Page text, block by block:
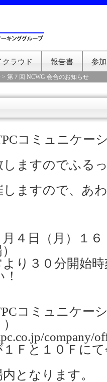
クラウド 報告書 参
> 第７回 NCWG 会合のお知らせ
コミュニケー
しますのでふる
しますので、あ
日（月）１６
３０分開始時
コミュニケー
company/
と１０Ｆにて
なります。